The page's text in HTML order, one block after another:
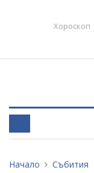
Хороскоп
Начало Събития